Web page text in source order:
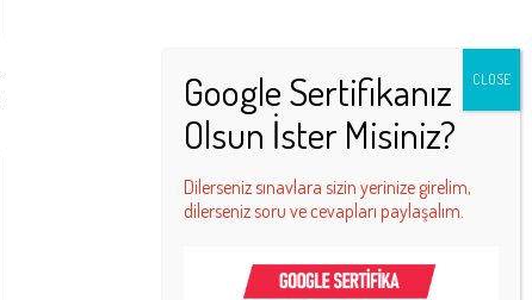
Dilerseniz sınavlara sizin yerinize girelim,
dilerseniz soru ve cevapları paylaşalım.